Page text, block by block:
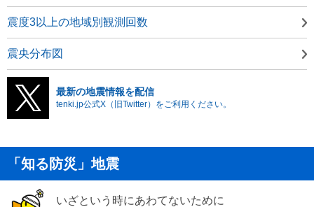
震度3以上の地域別観測回数
震央分布図
最新の地震情報を配信
tenki.jp公式X（旧Twitter）をご利用ください。
「知る防災」地震
いざという時にあわてないために